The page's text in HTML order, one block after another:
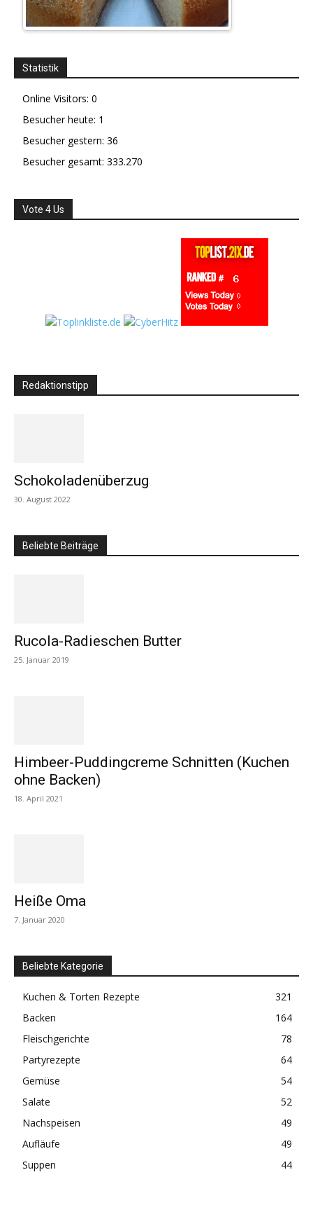
Statistik
Online Visitors: 0
Besucher heute: 1
Besucher gestern: 36
Besucher gesamt: 333.270
Vote 4 Us
Redaktionstipp
Schokoladenüberzug
30. August 2022
Beliebte Beiträge
Rucola-Radieschen Butter
25. Januar 2019
Himbeer-Puddingcreme Schnitten (Kuchen
ohne Backen)
18. April 2021
Heiße Oma
7. Januar 2020
Beliebte Kategorie
Kuchen & Torten Rezepte
321
Backen
164
Fleischgerichte
78
Partyrezepte
64
Gemüse
54
Salate
52
Nachspeisen
49
Aufläufe
49
Suppen
44